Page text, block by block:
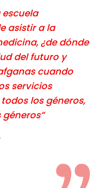
escuela
asistir a la
¿de dónde
del futuro y
cuando
servicios
los géneros,